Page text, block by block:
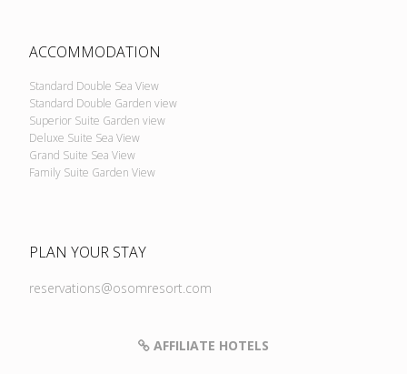
ACCOMMODATION
Standard Double Sea View
Standard Double Garden view
Superior Suite Garden view
Deluxe Suite Sea View
Grand Suite Sea View
Family Suite Garden View
PLAN YOUR STAY
reservations@osomresort.com
AFFILIATE HOTELS